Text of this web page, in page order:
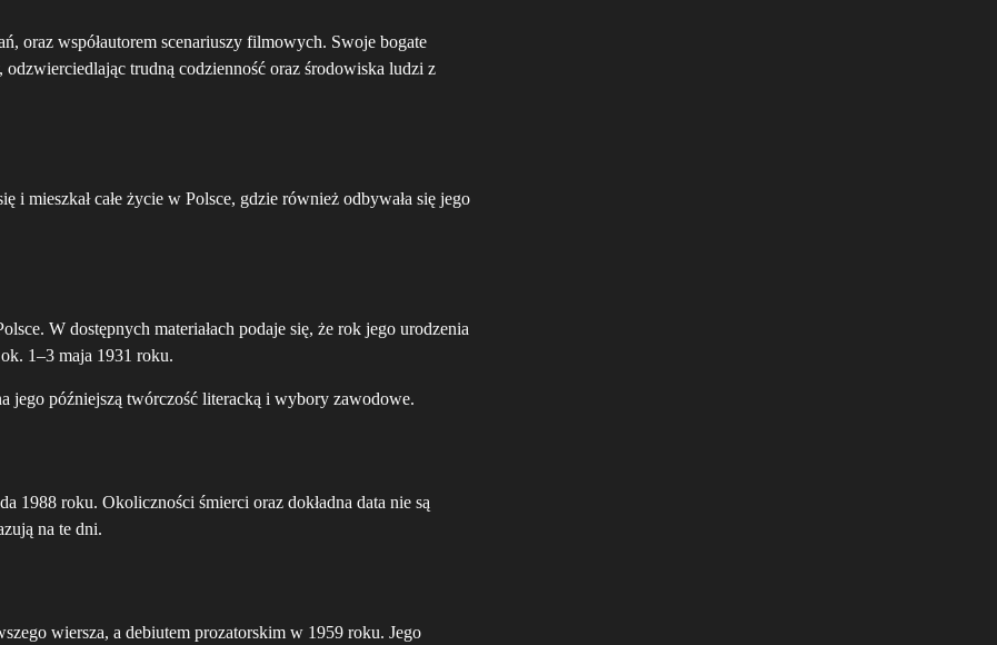
oraz współautorem scenariuszy filmowych. Swoje bogate
trudną codzienność oraz środowiska ludzi z
i mieszkał całe życie w Polsce, gdzie również odbywała się jego
W dostępnych materiałach podaje się, że rok jego urodzenia
1–3 maja 1931 roku.
jego późniejszą twórczość literacką i wybory zawodowe.
1988 roku. Okoliczności śmierci oraz dokładna data nie są
na te dni.
wiersza, a debiutem prozatorskim w 1959 roku. Jego